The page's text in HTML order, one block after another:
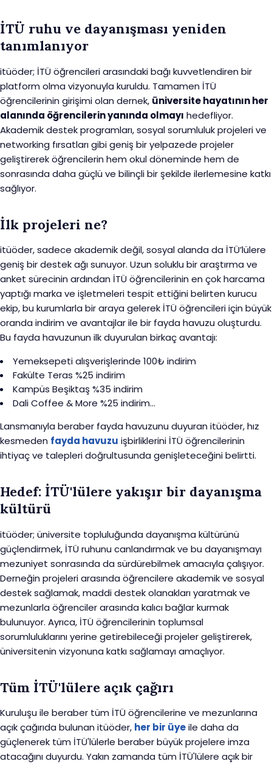
İTÜ ruhu ve dayanışması yeniden
tanımlanıyor
itüöder; İTÜ öğrencileri arasındaki bağı kuvvetlendiren bir
platform olma vizyonuyla kuruldu. Tamamen İTÜ
öğrencilerinin girişimi olan dernek, üniversite hayatının her
alanında öğrencilerin yanında olmayı hedefliyor.
Akademik destek programları, sosyal sorumluluk projeleri ve
networking fırsatları gibi geniş bir yelpazede projeler
geliştirerek öğrencilerin hem okul döneminde hem de
sonrasında daha güçlü ve bilinçli bir şekilde ilerlemesine katkı
sağlıyor.
İlk projeleri ne?
itüöder, sadece akademik değil, sosyal alanda da İTÜ’lülere
geniş bir destek ağı sunuyor. Uzun soluklu bir araştırma ve
anket sürecinin ardından İTÜ öğrencilerinin en çok harcama
yaptığı marka ve işletmeleri tespit ettiğini belirten kurucu
ekip, bu kurumlarla bir araya gelerek İTÜ öğrencileri için büyük
oranda indirim ve avantajlar ile bir fayda havuzu oluşturdu.
Bu fayda havuzunun ilk duyurulan birkaç avantajı:
Yemeksepeti alışverişlerinde 100₺ indirim
Fakülte Teras %25 indirim
Kampüs Beşiktaş %35 indirim
Dali Coffee & More %25 indirim...
Lansmanıyla beraber fayda havuzunu duyuran itüöder, hız
kesmeden fayda havuzu işbirliklerini İTÜ öğrencilerinin
ihtiyaç ve talepleri doğrultusunda genişleteceğini belirtti.
Hedef: İTÜ'lülere yakışır bir dayanışma
kültürü
itüöder; üniversite topluluğunda dayanışma kültürünü
güçlendirmek, İTÜ ruhunu canlandırmak ve bu dayanışmayı
mezuniyet sonrasında da sürdürebilmek amacıyla çalışıyor.
Derneğin projeleri arasında öğrencilere akademik ve sosyal
destek sağlamak, maddi destek olanakları yaratmak ve
mezunlarla öğrenciler arasında kalıcı bağlar kurmak
bulunuyor. Ayrıca, İTÜ öğrencilerinin toplumsal
sorumluluklarını yerine getirebileceği projeler geliştirerek,
üniversitenin vizyonuna katkı sağlamayı amaçlıyor.
Tüm İTÜ'lülere açık çağırı
Kuruluşu ile beraber tüm İTÜ öğrencilerine ve mezunlarına
açık çağırıda bulunan itüöder, her bir üyeile daha da
güçlenerek tüm İTÜ'lülerle beraber büyük projelere imza
atacağını duyurdu. Yakın zamanda tüm İTÜ'lülere açık bir